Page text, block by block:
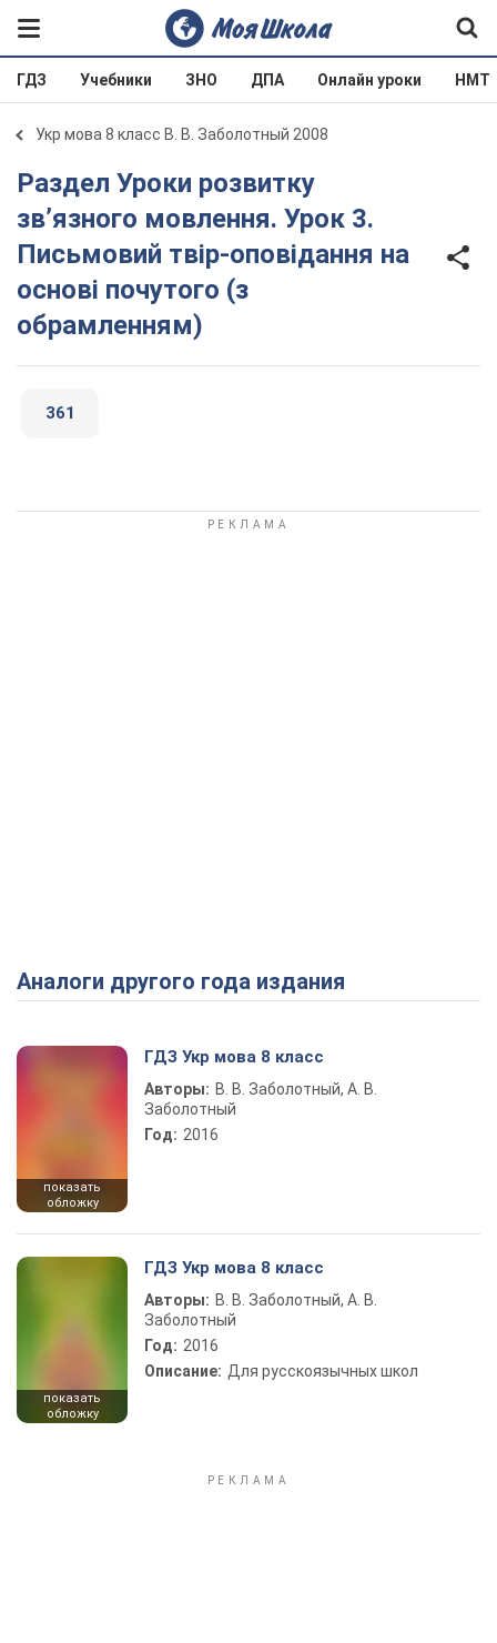
ГДЗ Учебники ЗНО ДПА Онлайн уроки НМТ
Укр мова 8 класс В. В. Заболотный 2008
Раздел Уроки розвитку
зв’язного мовлення. Урок 3.
Письмовий твір-оповідання на
основі почутого (з
обрамленням)
361
Аналоги другого года издания
показать
обложку
ГДЗ Укр мова 8 класс
Авторы: В. В. Заболотный, А. В.
Заболотный
Год: 2016
показать
обложку
ГДЗ Укр мова 8 класс
Авторы: В. В. Заболотный, А. В.
Заболотный
Год: 2016
Описание: Для русскоязычных школ